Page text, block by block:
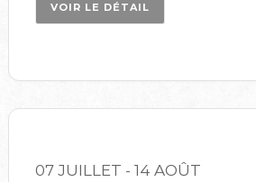
VOIR LE DÉTAIL
07 JUILLET - 14 AOÛT